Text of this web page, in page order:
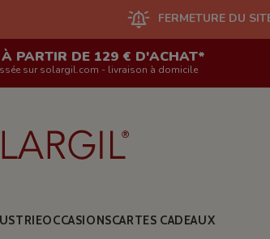
FERMETURE DU SITE EN
PARTIR DE 129 € D'ACHAT*
sur solargil.com - livraison à domicile
OCCASIONSCARTES CADEAUX